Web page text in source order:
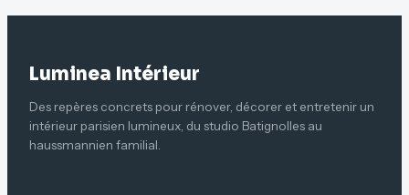
précautions
Luminea Intérieur
Des repères concrets pour rénover, décorer et entretenir un
intérieur parisien lumineux, du studio Batignolles au
haussmannien familial.